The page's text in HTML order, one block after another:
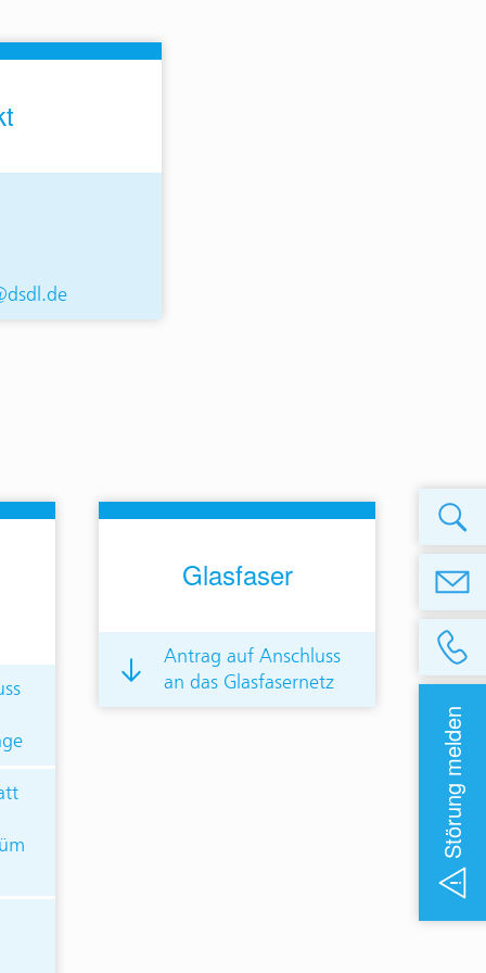
Störung melden
Glasfaser
Antrag auf Anschluss
an das Glasfasernetz